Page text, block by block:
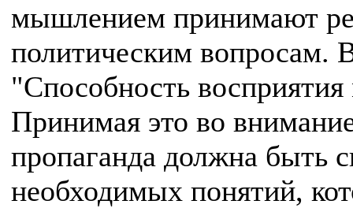
мышлением принимают
политическим вопросам.
"Способность
Принимая это во
пропаганда должна быть
необходимых понятий,